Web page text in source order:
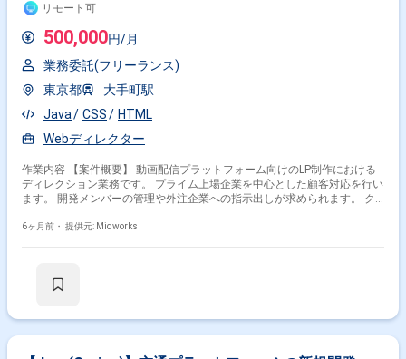
リモート可
500,000円/月
業務委託(フリーランス)
東京都
大手町駅
Java
CSS
HTML
Webディレクター
作業内容 【案件概要】 動画配信プラットフォーム向けのLP制作における
ディレクション業務です。 プライム上場企業を中心とした顧客対応を行い
ます。 開発メンバーの管理や外注企業への指示出しが求められます。 ク
リモートワークと出社勤務を併用します。 【作業内容】 ・動画配信プラ
課題解決
6ヶ月前・ 提供元: Midworks